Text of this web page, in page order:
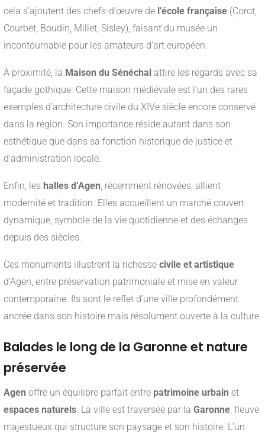
cela s’ajoutent des chefs-d’œuvre de l’école française (Corot,
Courbet, Boudin, Millet, Sisley), faisant du musée un
incontournable pour les amateurs d’art européen.
À proximité, la Maison du Sénéchal attire les regards avec sa
façade gothique. Cette maison médiévale est l’un des rares
exemples d’architecture civile du XIVe siècle encore conservé
dans la région. Son importance réside autant dans son
esthétique que dans sa fonction historique de justice et
d’administration locale.
Enfin, les halles d’Agen , récemment rénovées, allient
modernité et tradition. Elles accueillent un marché couvert
dynamique, symbole de la vie quotidienne et des échanges
depuis des siècles.
Ces monuments illustrent la richesse civile et artistique
d’Agen, entre préservation patrimoniale et mise en valeur
contemporaine. Ils sont le reflet d’une ville profondément
ancrée dans son histoire mais résolument ouverte à la culture.
Balades le long de la Garonne et nature
préservée
Agen offre un équilibre parfait entre patrimoine urbain et
espaces naturels . La ville est traversée par la Garonne , fleuve
majestueux qui structure son paysage et son histoire. L’un